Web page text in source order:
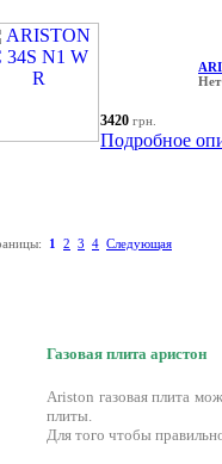
3420 грн.
Подробное
1 2 3 4 Следующая
Газовая плита аристон
Ariston газовая плита
плиты.
Для того чтобы